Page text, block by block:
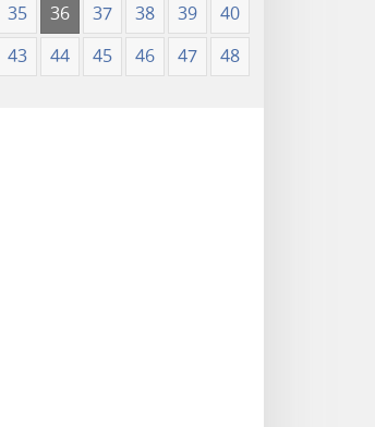
35 36 37 38 39
40
43 44 45 46 47 48